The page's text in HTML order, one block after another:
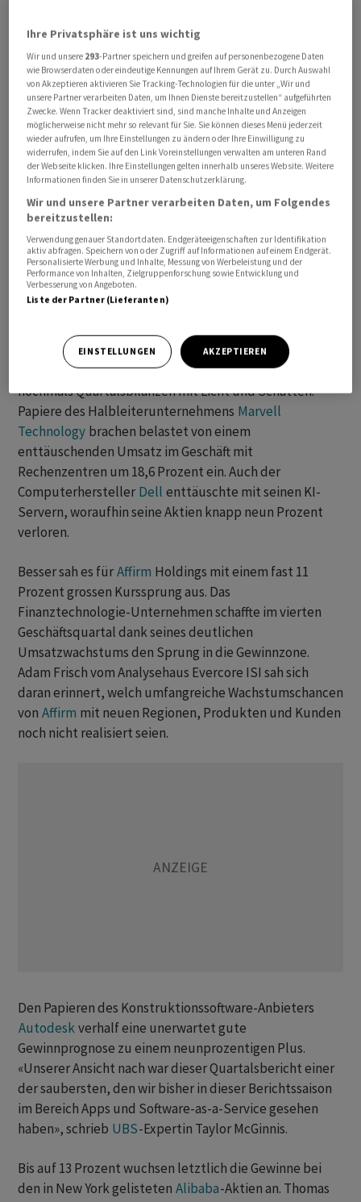
Notenbank Fed ist, erfüllte zwar die Erwartungen. Die
Kernrate, bei der Preise für Energie und
Nahrungsmittel herausgerechnet werden, legte leicht
auf 2,9 Prozent zu. Der Preisdruck bleibt damit grösser
als von den Währungshütern erwünscht. Wie es hiess,
macht dies den Weg zu möglichen Zinssenkungen nicht
leichter.
Die Gewinnmitnahmen zeigten sich relativ ausgeprägt
beim Technologie-SchwergewichtNvidia, dessen Aktie
um 3,3 Prozent fiel. Mehr und mehr wird hinterfragt, wie
weit das Trendthema Künstliche Intelligenz die
Bewertungen noch treiben kann. Unter den sieben
bedeutendsten US-Technologiewerten überwogen am
sich im Plus zu halten.
Im Technologiesektor gab es vor dem Wochenende
nochmals Quartalsbilanzen mit Licht und Schatten.
Papiere des Halbleiterunternehmens Marvell
Technology brachen belastet von einem
enttäuschenden Umsatz im Geschäft mit
Rechenzentren um 18,6 Prozent ein. Auch der
Computerhersteller Dell enttäuschte mit seinen KI-
Servern, woraufhin seine Aktien knapp neun Prozent
verloren.
Besser sah es fürAffirm Holdings mit einem fast 11
Prozent grossen Kurssprung aus. Das
Finanztechnologie-Unternehmen schaffte im vierten
Geschäftsquartal dank seines deutlichen
Umsatzwachstums den Sprung in die Gewinnzone.
Adam Frisch vom Analysehaus Evercore ISI sah sich
daran erinnert, welch umfangreiche Wachstumschancen
von Affirm mit neuen Regionen, Produkten und Kunden
noch nicht realisiert seien.
Den Papieren des Konstruktionssoftware-Anbieters
Autodeskverhalf eine unerwartet gute
Gewinnprognose zu einem neunprozentigen Plus.
«Unserer Ansicht nach war dieser Quartalsbericht einer
der saubersten, den wir bisher in dieser Berichtssaison
im Bereich Apps und Software-as-a-Service gesehen
haben», schrieb UBS-Expertin Taylor McGinnis.
Bis auf 13 Prozent wuchsen letztlich die Gewinne bei
den in New York gelisteten Alibaba-Aktien an. Thomas
Ihre Privatsphäre ist uns wichtig
Wir und unsere 293-Partner speichern und greifen auf personenbezogene Daten
wie Browserdaten oder eindeutige Kennungen auf Ihrem Gerät zu. Durch Auswahl
von Akzeptieren aktivieren Sie Tracking-Technologien für die unter „Wir und
unsere Partner verarbeiten Daten, um Ihnen Dienste bereitzustellen“ aufgeführten
Zwecke. Wenn Tracker deaktiviert sind, sind manche Inhalte und Anzeigen
möglicherweise nicht mehr so relevant für Sie. Sie können dieses Menü jederzeit
wieder aufrufen, um Ihre Einstellungen zu ändern oder Ihre Einwilligung zu
widerrufen, indem Sie auf den Link Voreinstellungen verwalten am unteren Rand
der Webseite klicken. Ihre Einstellungen gelten innerhalb unseres Website. Weitere
Informationen finden Sie in unserer Datenschutzerklärung.
Wir und unsere Partner verarbeiten Daten, um Folgendes
bereitzustellen:
Verwendung genauer Standortdaten. Endgeräteeigenschaften zur Identifikation
aktiv abfragen. Speichern von oder Zugriff auf Informationen auf einem Endgerät.
Personalisierte Werbung und Inhalte, Messung von Werbeleistung und der
Performance von Inhalten, Zielgruppenforschung sowie Entwicklung und
Verbesserung von Angeboten.
Liste der Partner (Lieferanten)
EINSTELLUNGEN AKZEPTIEREN